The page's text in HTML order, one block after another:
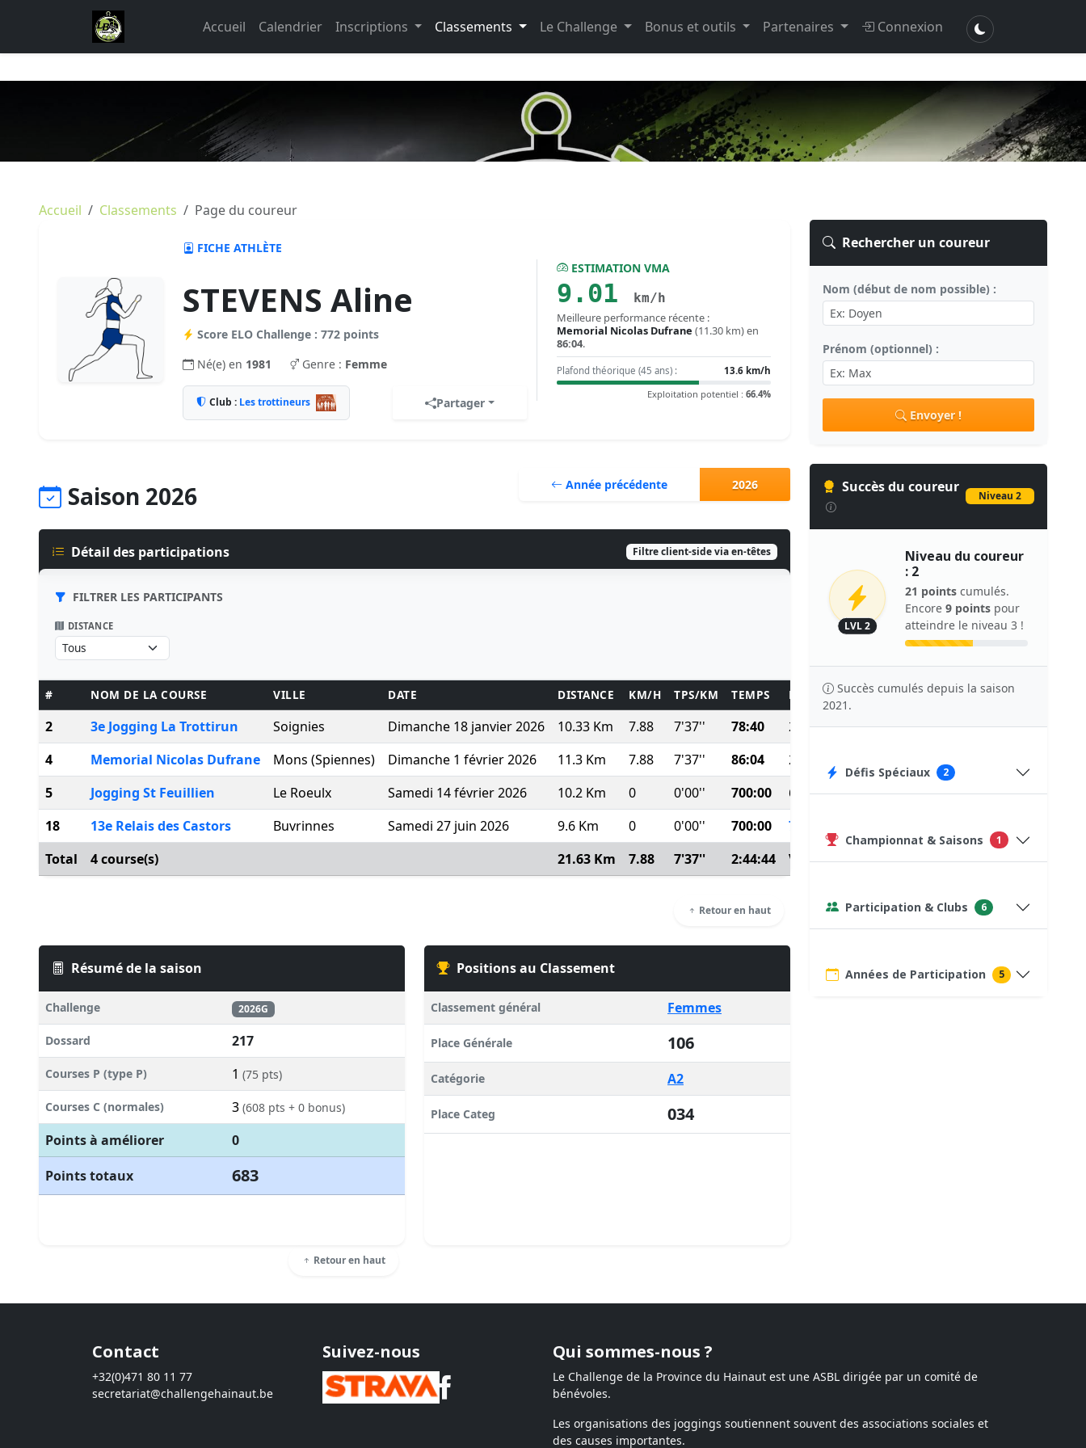
Accueil Calendrier Inscriptions Classements Le Challenge Bonus et outils Partenaires Connexion
Accueil Classements Page du coureur
FICHE ATHLÈTE
STEVENS Aline
Score ELO Challenge : 772 points
Né(e) en 1981 Genre : Femme
Club : Les trottineurs Partager
ESTIMATION VMA
9.01 km/h
Meilleure performance récente :
Memorial Nicolas Dufrane (11.30 km) en
86:04.
Plafond théorique (45 ans) :
13.6 km/h
Exploitation potentiel : 66.4%
Saison 2026 Année précédente 2026
Détail des participations Filtre client-side via en-têtes
FILTRER LES PARTICIPANTS
DISTANCE
# NOM DE LA COURSE VILLE DATE DISTANCE KM/H TPS/KM TEMPS POINTS
2 3e Jogging La Trottirun Soignies Dimanche 18 janvier 2026 10.33 Km 7.88 7'37'' 78:40
251
4
Memorial Nicolas Dufrane Mons (Spiennes) Dimanche 1 février 2026 11.3 Km 7.88 7'37'' 86:04
295
5
Jogging St Feuillien Le Roeulx Samedi 14 février 2026 10.2 Km 0 0'00'' 700:00
62
18
13e Relais des Castors Buvrinnes Samedi 27 juin 2026 9.6 Km 0 0'00'' 700:00 75
Total 4 course(s) 21.63 Km 7.88 7'37'' 2:44:44 Voir détails
Retour en haut
Résumé de la saison
Challenge 2026G
Dossard 217
Courses P (type P) 1 (75 pts)
Courses C (normales) 3 (608 pts + 0 bonus)
Points à améliorer
0
Points totaux
683
Retour en haut
Positions au Classement
Classement général Femmes
Place Générale 106
Catégorie A2
Place Categ 034
Rechercher un coureur
Nom (début de nom possible) :
Prénom (optionnel) :
Envoyer !
Succès du coureur
Niveau 2
LVL 2
Niveau du coureur
: 2
21 points cumulés.
Encore 9 points pour
atteindre le niveau 3 !
Succès cumulés depuis la saison
2021.
Défis Spéciaux 2
Championnat & Saisons 1
Participation & Clubs 6
Années de Participation 5
Contact
+32(0)471 80 11 77
secretariat@challengehainaut.be
Suivez-nous Qui sommes-nous ?
Le Challenge de la Province du Hainaut est une ASBL dirigée par un comité de
bénévoles.
Les organisations des joggings soutiennent souvent des associations sociales et
des causes importantes.